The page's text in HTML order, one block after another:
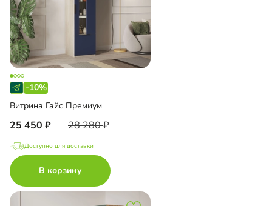
-10%
Витрина Гайс Премиум
25 450 28 280
Доступно для доставки
В корзину